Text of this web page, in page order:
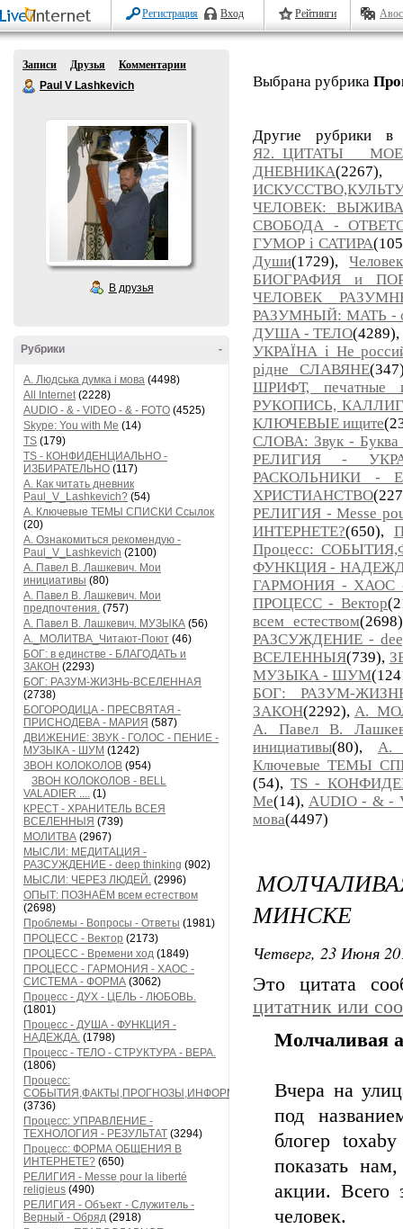
Регистрация Вход Рейтинги
Записи Друзья
Комментарии
Paul V Lashkevich
В друзья
-
Рубрики
A. Людська думка і мова (4498)
All Internet(2228)
AUDIO - & - VIDEO - & - FOTO (4525)
Skype: You with Me (14)
TS (179)
TS - КОНФИДЕНЦИАЛЬНО -
ИЗБИРАТЕЛЬНО (117)
А. Как читать дневник
Paul_V_Lashkevich? (54)
А. Ключевые ТЕМЫ СПИСКИ Ссылок
(20)
А. Ознакомиться рекомендую -
Paul_V_Lashkevich (2100)
А. Павел В. Лашкевич. Мои
инициативы (80)
А. Павел В. Лашкевич. Мои
предпочтения. (757)
А. Павел В. Лашкевич. МУЗЫКА (56)
А._МОЛИТВА_Читают-Поют (46)
БОГ: в единстве - БЛАГОДАТЬ и
ЗАКОН (2293)
БОГ: РАЗУМ-ЖИЗНЬ-ВСЕЛЕННАЯ
(2738)
БОГОРОДИЦА - ПРЕСВЯТАЯ -
ПРИСНОДЕВА - МАРИЯ (587)
ДВИЖЕНИЕ: ЗВУК - ГОЛОС - ПЕНИЕ -
МУЗЫКА - ШУМ (1242)
ЗВОН КОЛОКОЛОВ (954)
ЗВОН КОЛОКОЛОВ - BELL
VALADIER .... (1)
КРЕСТ - ХРАНИТЕЛЬ ВСЕЯ
ВСЕЛЕННЫЯ (739)
МОЛИТВА (2967)
МЫСЛИ: МЕДИТАЦИЯ -
РАЗСУЖДЕНИЕ - deep thinking (902)
МЫСЛИ: ЧЕРЕЗ ЛЮДЕЙ. (2996)
ОПЫТ: ПОЗНАЁМ всем естеством
(2698)
Проблемы - Вопросы - Ответы (1981)
ПРОЦЕСС - Вектор (2173)
ПРОЦЕСС - Времени ход (1849)
ПРОЦЕСС - ГАРМОНИЯ - ХАОС -
СИСТЕМА - ФОРМА (3062)
Процесс - ДУХ - ЦЕЛЬ - ЛЮБОВЬ.
(1801)
Процесс - ДУША - ФУНКЦИЯ -
НАДЕЖДА. (1798)
Процесс - ТЕЛО - СТРУКТУРА - ВЕРА.
(1806)
Процесс:
СОБЫТИЯ,ФАКТЫ,ПРОГНОЗЫ,ИНФОРМАЦИЯ
(3736)
Процесс: УПРАВЛЕНИЕ -
ТЕХНОЛОГИЯ - РЕЗУЛЬТАТ (3294)
Процесс: ФОРМА ОБЩЕНИЯ В
ИНТЕРНЕТЕ? (650)
РЕЛИГИЯ - Messe pour la liberté
religieus (490)
РЕЛИГИЯ - Объект - Служитель -
Верный - Обряд (2918)
Выбрана рубрика
Другие рубрики
Я2._ЦИТАТЫ
ДНЕВНИКА
ЧЕЛОВЕК:
СВОБОДА -
ГУМОР і САТИРА
Души(1729),
БИОГРАФИЯ и
ЧЕЛОВЕК
РАЗУМНЫЙ: МАТЬ -
ДУША - ТЕЛО(4289),
УКРАЇНА і Не
рідне СЛАВЯНЕ
ШРИФТ,
РУКОПИСЬ,
КЛЮЧЕВЫЕ ищите
СЛОВА: Звук - Буква
РЕЛИГИЯ -
РАСКОЛЬНИКИ -
ХРИСТИАНСТВО
РЕЛИГИЯ - Messe
ИНТЕРНЕТЕ?(650),
Процесс:
ФУНКЦИЯ -
ГАРМОНИЯ -
ПРОЦЕСС - Вектор
всем естеством
РАЗСУЖДЕНИЕ -
ВСЕЛЕННЫЯ(739),
МУЗЫКА - ШУМ
БОГ: РАЗУМ-
ЗАКОН(2292),
А. Павел В.
инициативы(80), А.
Ключевые ТЕМЫ
(54), TS -
Me(14), AUDIO - & -
мова(4497)
МИНСКЕ
Четверг, 23 Июня
Это цитата
цитатник или
Молчаливая
Вчера на
под
блогер
показать
акции. Всего
человек.